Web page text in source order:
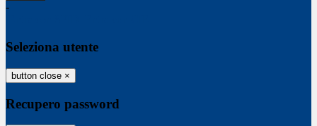
-
Seleziona utente
button close ×
Recupero password